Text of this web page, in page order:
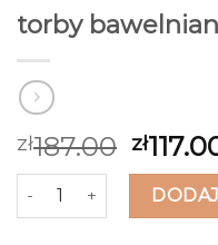
torby
zł187.00 zł
ilość torby bawelniane